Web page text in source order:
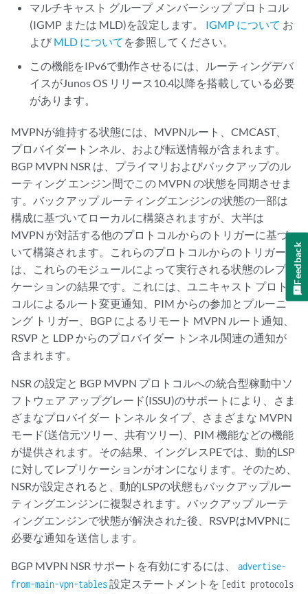
マルチキャスト グループ メンバーシップ プロトコル
(IGMP または MLD)を設定します。 IGMP について お
よび MLD について を参照してください。
この機能をIPv6で動作させるには、ルーティングデバ
イスがJunos OS リリース10.4以降を搭載している必要
があります。
MVPNが維持する状態には、MVPNルート、CMCAST、
プロバイダートンネル、および転送情報が含まれます。
BGP MVPN NSR は、プライマリおよびバックアップのル
ーティング エンジン間でこの MVPN の状態を同期させま
す。バックアップ ルーティングエンジンの状態の一部は
構成に基づいてローカルに構築されますが、大半は
MVPN が対話する他のプロトコルからのトリガーに基づ
いて構築されます。これらのプロトコルからのトリガー
は、これらのモジュールによって実行される状態のレプリ
ケーションの結果です。これには、ユニキャスト プロト
コルによるルート変更通知、PIM からの参加とプルーニ
ング トリガー、BGP によるリモート MVPN ルート通知、
RSVP と LDP からのプロバイダー トンネル関連の通知が
含まれます。
NSR の設定と BGP MVPN プロトコルへの統合型稼動中ソ
フトウェア アップグレード(ISSU)のサポートにより、さま
ざまなプロバイダー トンネル タイプ、さまざまな MVPN
モード(送信元ツリー、共有ツリー)、PIM 機能などの機能
が提供されます。その結果、イングレスPEでは、動的LSP
に対してレプリケーションがオンになります。そのため、
NSRが設定されると、動的LSPの状態もバックアップルー
ティングエンジンに複製されます。バックアップ ルーテ
ィングエンジンで状態が解決された後、RSVPはMVPNに
必要な通知を送信します。
BGP MVPN NSR サポートを有効にするには、 advertise-
from-main-vpn-tables設定ステートメントを [edit protocols
Feedback